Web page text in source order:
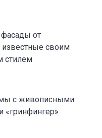
от
известные своим
стилем
с живописными
«гринфингер»